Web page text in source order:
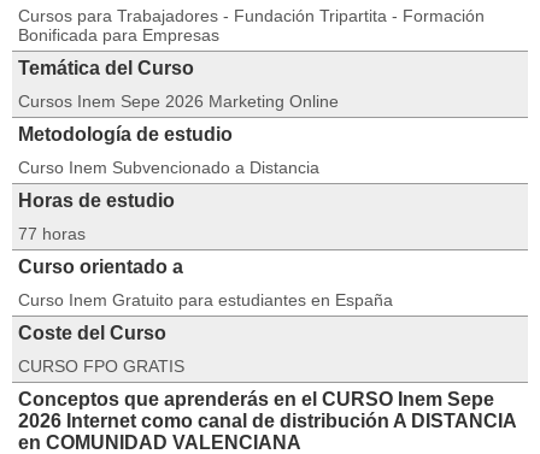
Cursos para Trabajadores - Fundación Tripartita - Formación
Bonificada para Empresas
Temática del Curso
Cursos Inem Sepe 2026 Marketing Online
Metodología de estudio
Curso Inem Subvencionado a Distancia
Horas de estudio
77 horas
Curso orientado a
Curso Inem Gratuito para estudiantes en España
Coste del Curso
CURSO FPO GRATIS
Conceptos que aprenderás en el CURSO Inem Sepe
2026 Internet como canal de distribución A DISTANCIA
en COMUNIDAD VALENCIANA